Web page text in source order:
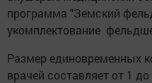
программа "Земский
укомплектование
Размер единовременных
врачей составляет от 1